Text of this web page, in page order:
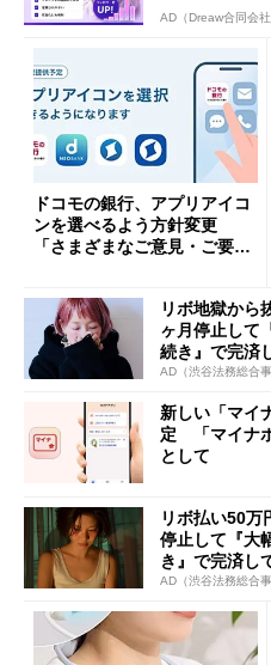
AD（Dreaw合同会社
ドコモの銀行、アプリアイコ
ンを選べるよう方針変更
「さまざまなご意見・ご要望
リボ地獄から
ヶ月停止して
続き』で完済
AD（渋谷法務総合事
新しい「マイ
定 「マイナ
として
リボ払い50万
停止して『大
き』で完済し
AD（渋谷法務総合事